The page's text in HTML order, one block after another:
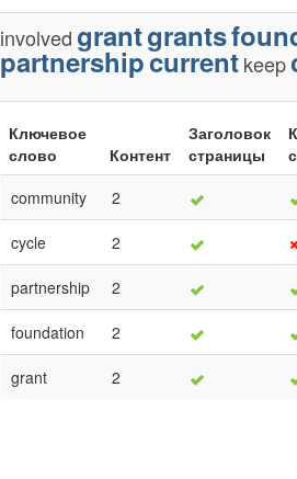
involvedgrantgrants
partnershipcurrentkeep
Ключевое
слово
Контент
Заголовок
страницы
community
2
cycle 2
partnership 2
foundation 2
grant 2